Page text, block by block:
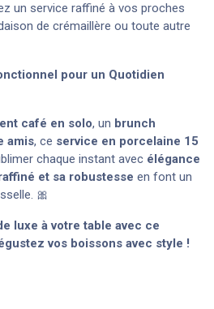
un service raffiné à vos proches
de crémaillère ou toute autre
pour un Quotidien
café en solo, un brunch
amis, ce service en porcelaine 15
chaque instant avec élégance
et sa robustesse en font un
🎀
luxe à votre table avec ce
vos boissons avec style !